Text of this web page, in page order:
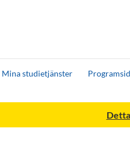
Mina studietjänster